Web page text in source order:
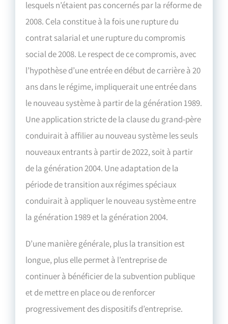
lesquels n’étaient pas concernés par la réforme de
2008. Cela constitue à la fois une rupture du
contrat salarial et une rupture du compromis
social de 2008. Le respect de ce compromis, avec
l’hypothèse d’une entrée en début de carrière à 20
ans dans le régime, impliquerait une entrée dans
le nouveau système à partir de la génération 1989.
Une application stricte de la clause du grand-père
conduirait à affilier au nouveau système les seuls
nouveaux entrants à partir de 2022, soit à partir
de la génération 2004. Une adaptation de la
période de transition aux régimes spéciaux
conduirait à appliquer le nouveau système entre
la génération 1989 et la génération 2004.
D’une manière générale, plus la transition est
longue, plus elle permet à l’entreprise de
continuer à bénéficier de la subvention publique
et de mettre en place ou de renforcer
progressivement des dispositifs d’entreprise.